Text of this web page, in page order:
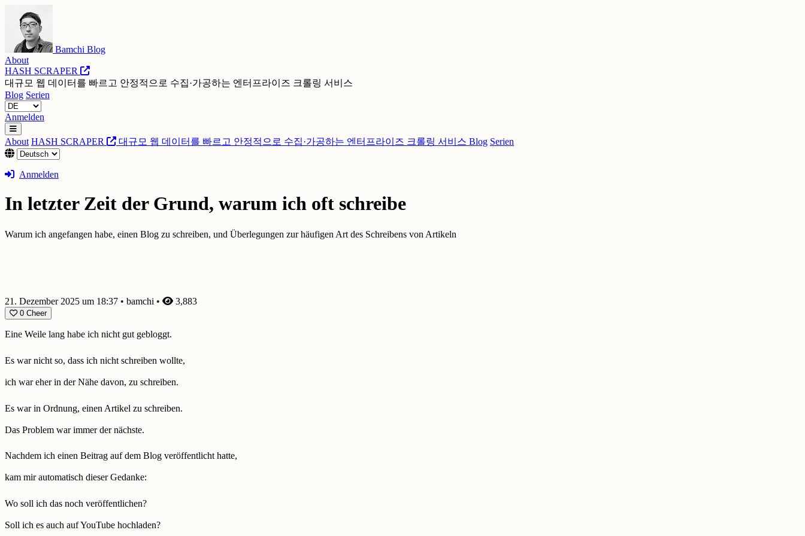
Bamchi Blog
About
HASH SCRAPER
대규모 웹 데이터를 빠르고 안정적으로 수집·가공하는 엔터프라이즈 크롤링 서비스
Blog Serien
Anmelden
About HASH SCRAPER 대규모 웹 데이터를 빠르고 안정적으로 수집·가공하는 엔터프라이즈 크롤링 서비스 Blog Serien
Anmelden
In letzter Zeit der Grund, warum ich oft schreibe
Warum ich angefangen habe, einen Blog zu schreiben, und Überlegungen zur häufigen Art des Schreibens von Artikeln
21. Dezember 2025 um 18:37 • bamchi • 3,883
0 Cheer
Eine Weile lang habe ich nicht gut gebloggt.
Es war nicht so, dass ich nicht schreiben wollte,
ich war eher in der Nähe davon, zu schreiben.
Es war in Ordnung, einen Artikel zu schreiben.
Das Problem war immer der nächste.
Nachdem ich einen Beitrag auf dem Blog veröffentlicht hatte,
kam mir automatisch dieser Gedanke:
Wo soll ich das noch veröffentlichen?
Soll ich es auch auf YouTube hochladen?